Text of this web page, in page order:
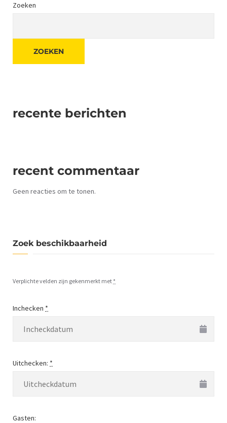
Zoeken
ZOEKEN
recente berichten
recent commentaar
Geen reacties om te tonen.
Zoek beschikbaarheid
Verplichte velden zijn gekenmerkt met *
Inchecken *
Uitchecken: *
Gasten: